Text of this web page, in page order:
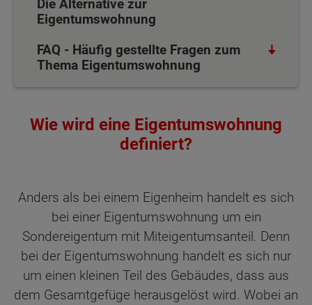
Die Alternative zur
Eigentumswohnung
FAQ - Häufig gestellte Fragen zum
Thema Eigentumswohnung
Wie wird eine Eigentumswohnung
definiert?
Anders als bei einem Eigenheim handelt es sich
bei einer Eigentumswohnung um ein
Sondereigentum mit Miteigentumsanteil. Denn
bei der Eigentumswohnung handelt es sich nur
um einen kleinen Teil des Gebäudes, dass aus
dem Gesamtgefüge herausgelöst wird. Wobei an